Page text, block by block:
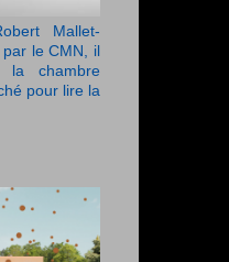
Mallet-
le CMN, il
la chambre
pour lire la